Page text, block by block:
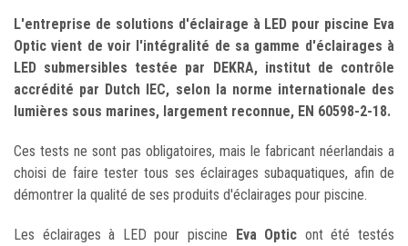
L'entreprise de solutions d'éclairage à LED pour piscine Eva
Optic vient de voir l'intégralité de sa gamme d'éclairages à
LED submersibles testée par DEKRA, institut de contrôle
accrédité par Dutch IEC, selon la norme internationale des
lumières sous marines, largement reconnue, EN 60598-2-18.
Ces tests ne sont pas obligatoires, mais le fabricant néerlandais a
choisi de faire tester tous ses éclairages subaquatiques, afin de
démontrer la qualité de ses produits d'éclairages pour piscine.
Les éclairages à LED pour piscine Eva Optic ont été testés